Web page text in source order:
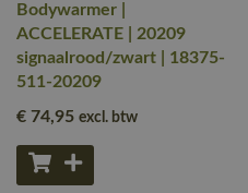
Bodywarmer |
ACCELERATE | 20209
signaalrood/zwart | 18375-
511-20209
€ 74,95 excl. btw